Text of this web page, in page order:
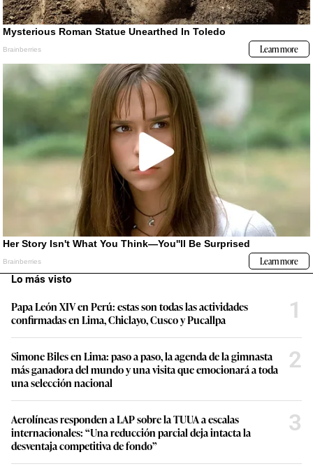
Lo más visto
Papa León XIV en Perú: estas son todas las actividades
confirmadas en Lima, Chiclayo, Cusco y Pucallpa
1
Simone Biles en Lima: paso a paso, la agenda de la gimnasta
más ganadora del mundo y una visita que emocionará a toda
una selección nacional
2
Aerolíneas responden a LAP sobre la TUUA a escalas
internacionales: “Una reducción parcial deja intacta la
desventaja competitiva de fondo”
3